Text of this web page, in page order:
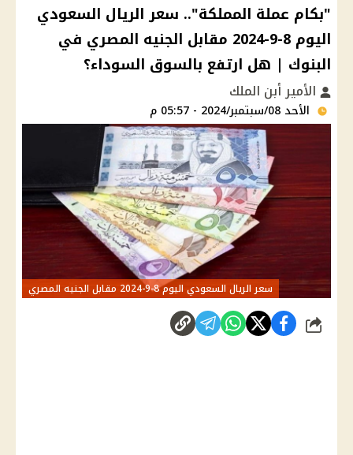
"بكام عملة المملكة".. سعر الريال السعودي
اليوم 8-9-2024 مقابل الجنيه المصري في
البنوك | هل ارتفع بالسوق السوداء؟
الأمير أبن الملك
الأحد 08/سبتمبر/2024 - 05:57 م
سعر الريال السعودي اليوم 8-9-2024 مقابل الجنيه المصري
شارك